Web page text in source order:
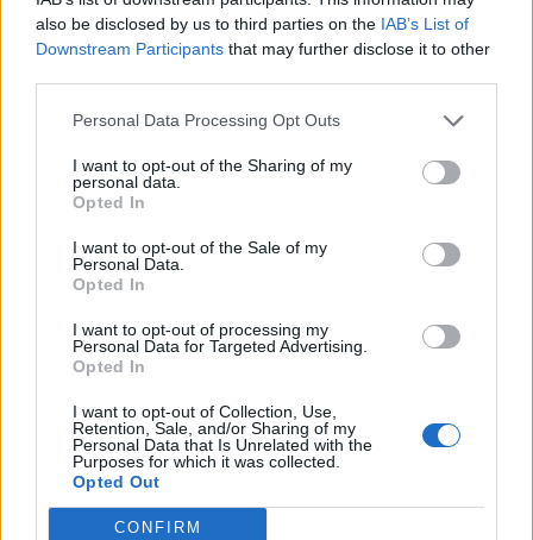
also be disclosed by us to third parties on the IAB’s List of
Downstream Participants that may further disclose it to other
Personal Data Processing Opt Outs
I want to opt-out of the Sharing of my
personal data.
Opted In
I want to opt-out of the Sale of my
Personal Data.
Opted In
I want to opt-out of processing my
Personal Data for Targeted Advertising.
Opted In
I want to opt-out of Collection, Use,
Retention, Sale, and/or Sharing of my
Personal Data that Is Unrelated with the
Purposes for which it was collected.
Opted Out
CONFIRM
Il materiale (testo, foto e video) consultabile in questo portale è di nostra proprietà.
Alcune foto (screenshot) ed articoli presenti su "Milan Magazine" sono in parte giunti da
internet, in quanto arrivati alla nostra attenzione attraverso regolari comunicati stampa
con immagini e testi allegati ed autorizzati alla pubblicazione, e quindi valutati di
pubblico dominio. Se i soggetti o gli autori avessero qualcosa in contrario alla
pubblicazione, non avranno che da segnalarlo alla redazione (indirizzo email:
redazione@napolimagazine.com), che provvederà prontamente alla rimozione.